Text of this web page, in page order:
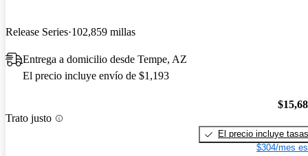
Release Series 102,859 millas
Entrega a domicilio desde Tempe, AZ
El precio incluye envío de $1,193
Trato justo
El precio incluye tasas
$304/mes